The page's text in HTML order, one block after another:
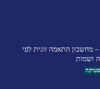
– מחשבון התאמה זוגית לפי
ושמות